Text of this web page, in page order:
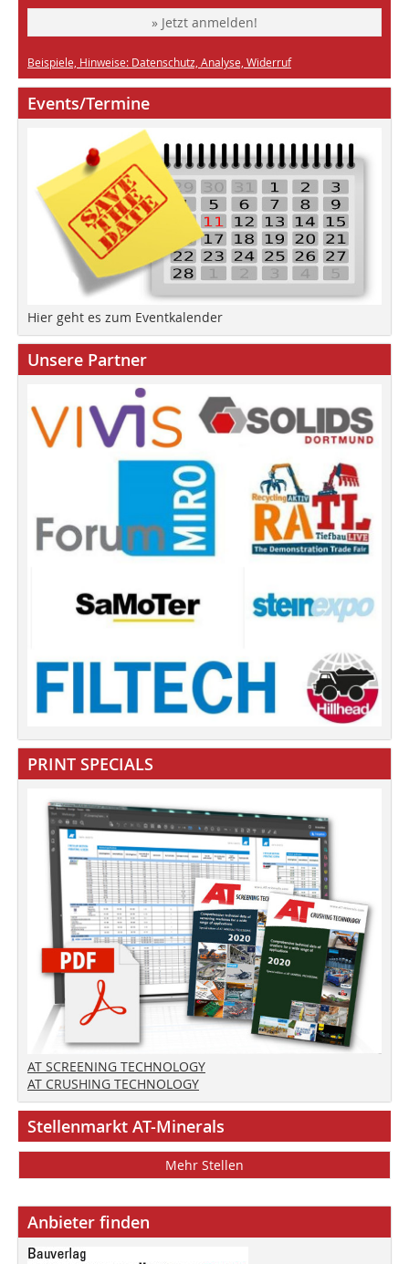
» Jetzt anmelden!
Beispiele, Hinweise: Datenschutz, Analyse, Widerruf
Events/Termine
Hier geht es zum Eventkalender
Unsere Partner
PRINT SPECIALS
AT SCREENING TECHNOLOGY
AT CRUSHING TECHNOLOGY
Stellenmarkt AT-Minerals
Mehr Stellen
Anbieter finden